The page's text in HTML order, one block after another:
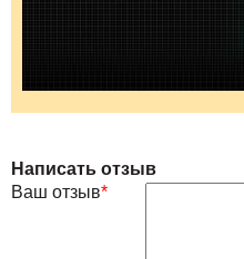
Написать отзыв
Ваш отзыв*